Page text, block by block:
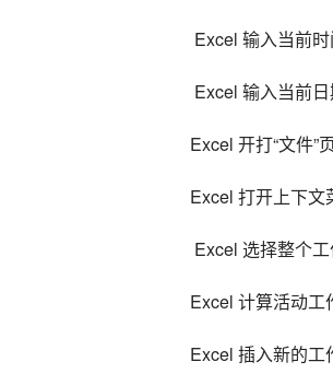
Excel 输入当前
Excel 输入当前
Excel 开打“文件
Excel 打开上下
Excel 选择整个
Excel 计算活动
Excel 插入新的